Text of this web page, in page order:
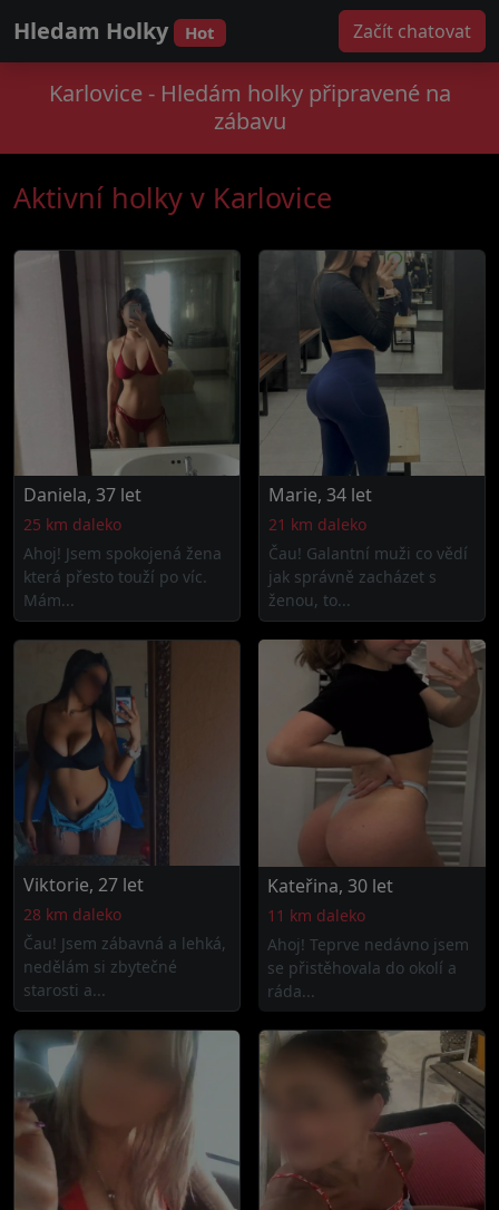
Hledam Holky Hot Začít chatovat
Karlovice - Hledám holky připravené na
zábavu
Aktivní holky v Karlovice
Daniela, 37 let
25 km daleko
Ahoj! Jsem spokojená žena
která přesto touží po víc.
Mám...
Marie, 34 let
21 km daleko
Čau! Galantní muži co vědí
jak správně zacházet s
ženou, to...
Viktorie, 27 let
28 km daleko
Čau! Jsem zábavná a lehká,
nedělám si zbytečné
starosti a...
Kateřina, 30 let
11 km daleko
Ahoj! Teprve nedávno jsem
se přistěhovala do okolí a
ráda...